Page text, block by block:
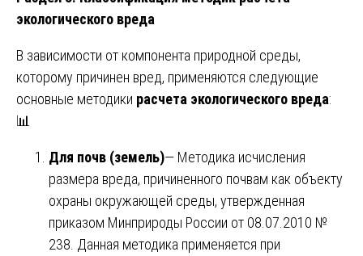
экологического вреда
В зависимости от компонента природной среды,
которому причинен вред, применяются следующие
основные методики расчета экологического вреда:
📊
Для почв (земель)— Методика исчисления
размера вреда, причиненного почвам как объекту
охраны окружающей среды, утвержденная
приказом Минприроды России от 08.07.2010 №
238. Данная методика применяется при